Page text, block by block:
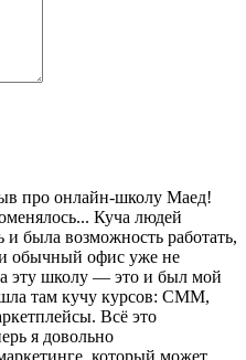
про онлайн-школу Маед!
Куча людей
была возможность работать,
и обычный офис уже не
эту школу — это и был мой
там кучу курсов: СММ,
Всё это
я довольно
который может